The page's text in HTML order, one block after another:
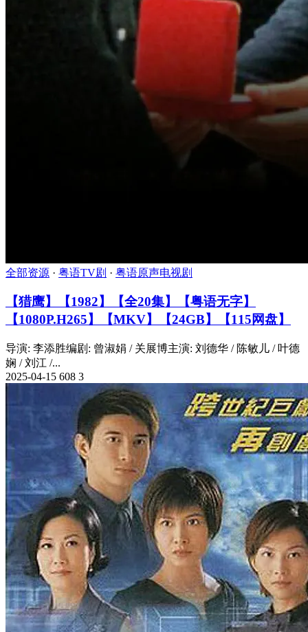
全部资源 · 粤语TV剧 · 粤语原声电视剧
【猎鹰】【1982】【全20集】【粤语无字】
【1080P.H265】【MKV】【24GB】【115网盘】
导演: 李添胜编剧: 曾淑娟 / 关展博主演: 刘德华 / 陈敏儿 / 叶德
娴 / 刘江 /...
2025-04-15 608 3